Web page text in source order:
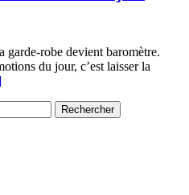
garde-robe devient baromètre.
du jour, c’est laisser la